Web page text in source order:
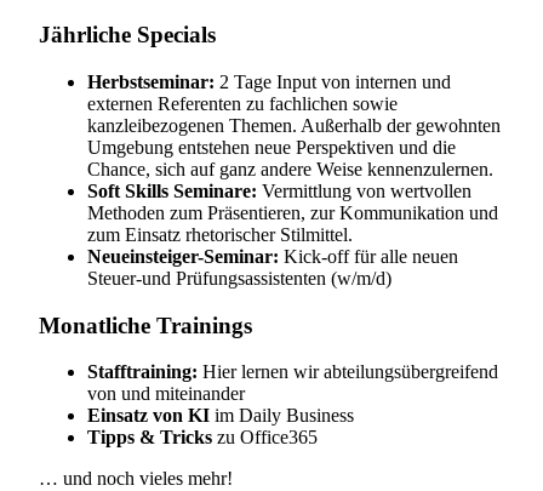
Jährliche Specials
Herbstseminar: 2 Tage Input von internen und
externen Referenten zu fachlichen sowie
kanzleibezogenen Themen. Außerhalb der gewohnten
Umgebung entstehen neue Perspektiven und die
Chance, sich auf ganz andere Weise kennenzulernen.
Soft Skills Seminare: Vermittlung von wertvollen
Methoden zum Präsentieren, zur Kommunikation und
zum Einsatz rhetorischer Stilmittel.
Neueinsteiger-Seminar: Kick-off für alle neuen
Steuer-und Prüfungsassistenten (w/m/d)
Monatliche Trainings
Stafftraining: Hier lernen wir abteilungsübergreifend
von und miteinander
Einsatz von KI im Daily Business
Tipps & Tricks zu Office365
… und noch vieles mehr!